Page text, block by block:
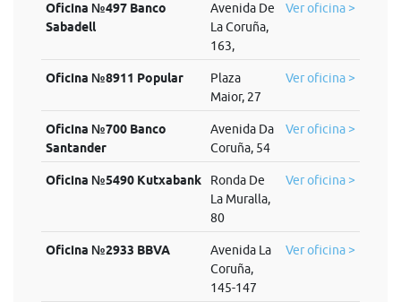
Oficina №497 Banco
Sabadell
Avenida De
La Coruña,
163,
Ver oficina >
Oficina №8911 Popular
Plaza
Maior, 27
Ver oficina >
Oficina №700 Banco
Santander
Avenida Da
Coruña, 54
Ver oficina >
Oficina №5490 Kutxabank
Ronda De
La Muralla,
80
Ver oficina >
Oficina №2933 BBVA
Avenida La
Coruña,
145-147
Ver oficina >